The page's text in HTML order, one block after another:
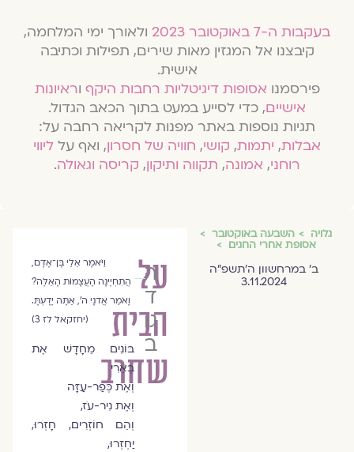
בעקבות ה-7 באוקטובר 2023
ולאורך ימי המלחמה,
קיבצנו אל המגזין מאות שירים, תפילות וכתיבה
אישית.
פירסמנואסופות דיגיטליות רחבות היקףוראיונות
אישיים, כדי לסייע במעט בתוך הכאב הגדול.
תגיות נוספות באתר מפנות לקריאה רחבה על:
אבלות,יתמות,קושי,חוויה של חסרון, ואף עלליווי
רוחני,אמונה,תקווה ותיקון,קריסה וגאולה.
גלויה השבעה באוקטובר
אסופת אחרי החגים
ב׳ במרחשוון ה׳תשפ״ה
3.11.2024
על
הבית
שחרב
הרב
ד״ר
גבי
ברזלי
וַיֹּאמֶר אֵלַי בֶּן־אָדָם,
הֲתִחְיֶינָה הָעֲצָמוֹת הָאֵלֶּה?
וָאֹמַר אֲדנָי ה', אַתָּה יָדָעְתָּ.
(יחזקאל לז 3)
בּוֹנִים מֵחָדָשׁ אֶת
בְּאֵרִי
וְאֶת כְּפַר-עַזָּה
וְאֶת נִיר-עֹז,
וְהֵם חוֹזְרִים, חָזְרוּ,
יַחְזְרוּ,